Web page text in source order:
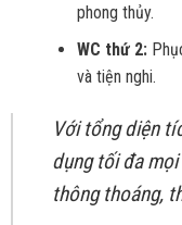
phong thủy.
WC thứ 2:
và tiện nghi.
Với tổng diện
dụng tối đa
thông thoáng,